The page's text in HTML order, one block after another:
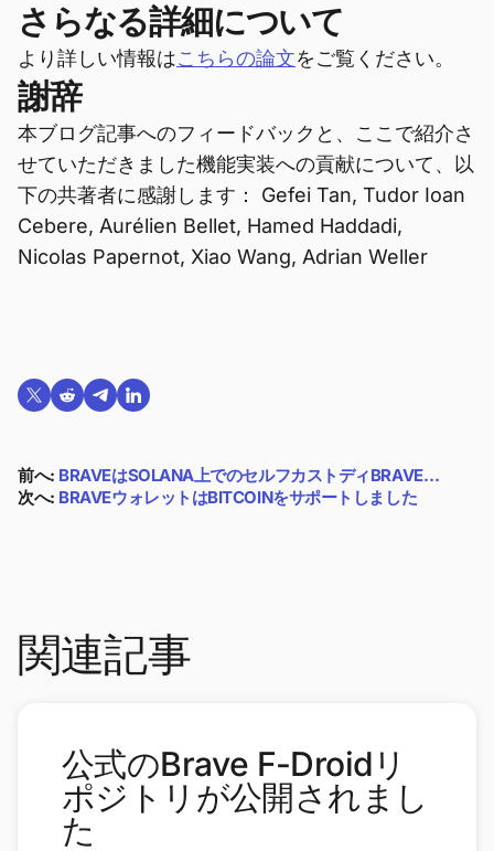
さらなる詳細について
より詳しい情報はこちらの論文をご覧ください。
謝辞
本ブログ記事へのフィードバックと、ここで紹介さ
せていただきました機能実装への貢献について、以
下の共著者に感謝します： Gefei Tan, Tudor Ioan
Cebere, Aurélien Bellet, Hamed Haddadi,
Nicolas Papernot, Xiao Wang, Adrian Weller
Twitterで共有する
Reddit で共有
Telegramで共有
LinkedInで共有
前へ: BRAVEはSOLANA上でのセルフカストディBRAVE…
次へ: BRAVEウォレットはBITCOINをサポートしました
関連記事
公式のBrave F-Droidリ
ポジトリが公開されまし
た